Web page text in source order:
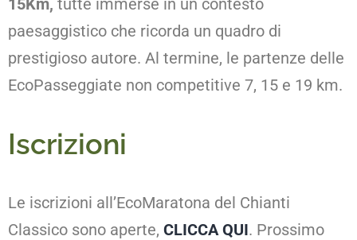
15Km, tutte immerse in un contesto
paesaggistico che ricorda un quadro di
prestigioso autore. Al termine, le partenze delle
EcoPasseggiate non competitive 7, 15 e 19 km.
Iscrizioni
Le iscrizioni all’EcoMaratona del Chianti
Classico sono aperte, CLICCA QUI. Prossimo